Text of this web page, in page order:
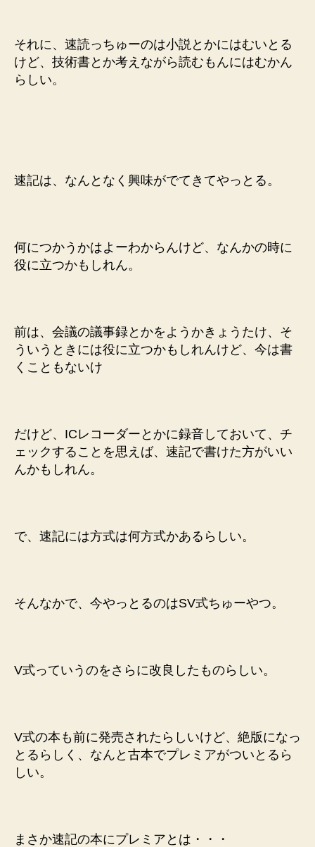
それに、速読っちゅーのは小説とかにはむいとる
けど、技術書とか考えながら読むもんにはむかん
らしい。
速記は、なんとなく興味がでてきてやっとる。
何につかうかはよーわからんけど、なんかの時に
役に立つかもしれん。
前は、会議の議事録とかをようかきょうたけ、そ
ういうときには役に立つかもしれんけど、今は書
くこともないけ
だけど、ICレコーダーとかに録音しておいて、チ
ェックすることを思えば、速記で書けた方がいい
んかもしれん。
で、速記には方式は何方式かあるらしい。
そんなかで、今やっとるのはSV式ちゅーやつ。
V式っていうのをさらに改良したものらしい。
V式の本も前に発売されたらしいけど、絶版になっ
とるらしく、なんと古本でプレミアがついとるら
しい。
まさか速記の本にプレミアとは・・・